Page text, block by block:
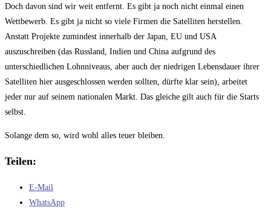
Doch davon sind wir weit entfernt. Es gibt ja noch nicht einmal einen
Wettbewerb. Es gibt ja nicht so viele Firmen die Satelliten herstellen.
Anstatt Projekte zumindest innerhalb der Japan, EU und USA
auszuschreiben (das Russland, Indien und China aufgrund des
unterschiedlichen Lohnniveaus, aber auch der niedrigen Lebensdauer ihrer
Satelliten hier ausgeschlossen werden sollten, dürfte klar sein), arbeitet
jeder nur auf seinem nationalen Markt. Das gleiche gilt auch für die Starts
selbst.
Solange dem so, wird wohl alles teuer bleiben.
Teilen:
E-Mail
WhatsApp